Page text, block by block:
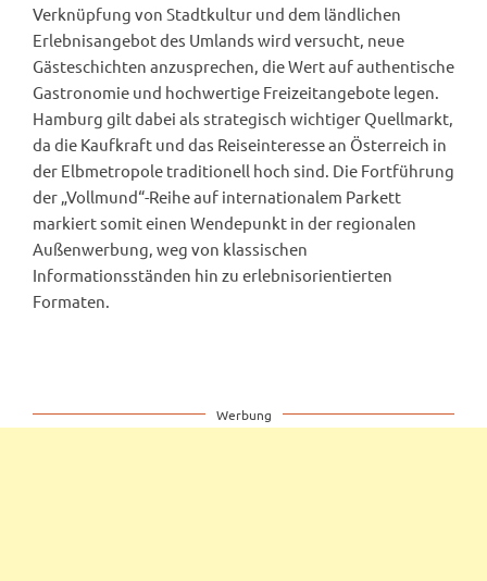
Verknüpfung von Stadtkultur und dem ländlichen
Erlebnisangebot des Umlands wird versucht, neue
Gästeschichten anzusprechen, die Wert auf authentische
Gastronomie und hochwertige Freizeitangebote legen.
Hamburg gilt dabei als strategisch wichtiger Quellmarkt,
da die Kaufkraft und das Reiseinteresse an Österreich in
der Elbmetropole traditionell hoch sind. Die Fortführung
der „Vollmund“-Reihe auf internationalem Parkett
markiert somit einen Wendepunkt in der regionalen
Außenwerbung, weg von klassischen
Informationsständen hin zu erlebnisorientierten
Formaten.
Werbung